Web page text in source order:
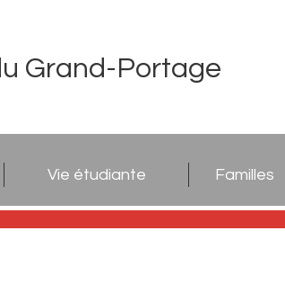
Grand-Portage
Vie étudiante Familles